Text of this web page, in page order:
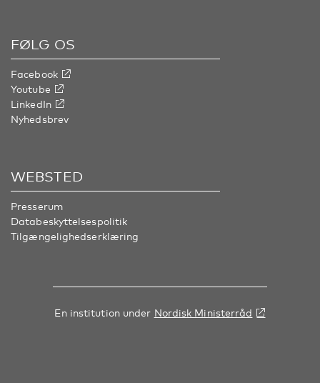
FØLG OS
Facebook
Youtube
LinkedIn
Nyhedsbrev
WEBSTED
Presserum
Databeskyttelsespolitik
Tilgængelighedserklæring
En institution under Nordisk Ministerråd